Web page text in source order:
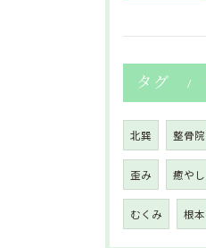
タグ
北巽 整骨院
歪み 癒やし
むくみ 根本